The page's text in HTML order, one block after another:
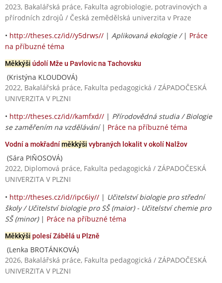
2023, Bakalářská práce, Fakulta agrobiologie, potravinových a
přírodních zdrojů / Česká zemědělská univerzita v Praze
• http://theses.cz/id//y5drws// | Aplikovaná ekologie / | Práce
na příbuzné téma
Měkkýši údolí Mže u Pavlovic na Tachovsku
(Kristýna KLOUDOVÁ)
2022, Bakalářská práce, Fakulta pedagogická / ZÁPADOČESKÁ
UNIVERZITA V PLZNI
• http://theses.cz/id//kamfxd// | Přírodovědná studia / Biologie
se zaměřením na vzdělávání| Práce na příbuzné téma
Vodní a mokřadníměkkýši vybraných lokalit v okolí Nalžov
(Sára PIŇOSOVÁ)
2022, Diplomová práce, Fakulta pedagogická / ZÁPADOČESKÁ
UNIVERZITA V PLZNI
• http://theses.cz/id//ipc6iy// | Učitelství biologie pro střední
školy / Učitelství biologie pro SŠ (maior) - Učitelství chemie pro
SŠ (minor)| Práce na příbuzné téma
Měkkýši polesí Zábělá u Plzně
(Lenka BROTÁNKOVÁ)
2026, Bakalářská práce, Fakulta pedagogická / ZÁPADOČESKÁ
UNIVERZITA V PLZNI